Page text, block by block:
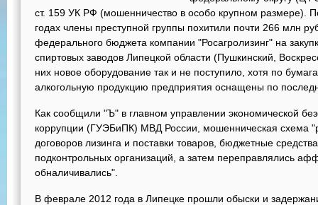
ст. 159 УК РФ (мошенничество в особо крупном размере).
годах члены преступной группы похитили почти 266 млн
федерального бюджета компании "Росагролизинг" на
спиртовых заводов Липецкой области (Пушкинский,
них новое оборудование так и не поступило, хотя по
алкогольную продукцию предприятия оснащены по
Как сообщили "Ъ" в главном управлении экономической
коррупции (ГУЭБиПК) МВД России, мошенническая схема
договоров лизинга и поставки товаров, бюджетные
подконтрольных организаций, а затем переправлялись
обналичивались".
В феврале 2012 года в Липецке прошли обыски и